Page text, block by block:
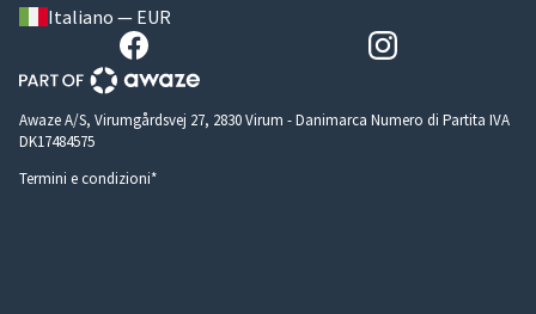
Italiano — EUR
Awaze A/S, Virumgårdsvej 27, 2830 Virum - Danimarca Numero di Partita IVA
DK17484575
Termini e condizioni*